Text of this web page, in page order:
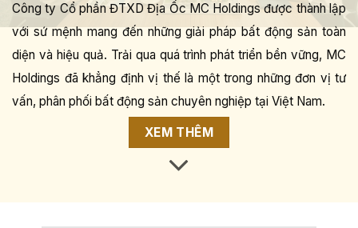
Công ty Cổ phần ĐTXD Địa Ốc MC Holdings được thành lập
với sứ mệnh mang đến những giải pháp bất động sản toàn
diện và hiệu quả. Trải qua quá trình phát triển bền vững, MC
Holdings đã khẳng định vị thế là một trong những đơn vị tư
vấn, phân phối bất động sản chuyên nghiệp tại Việt Nam.
XEM THÊM